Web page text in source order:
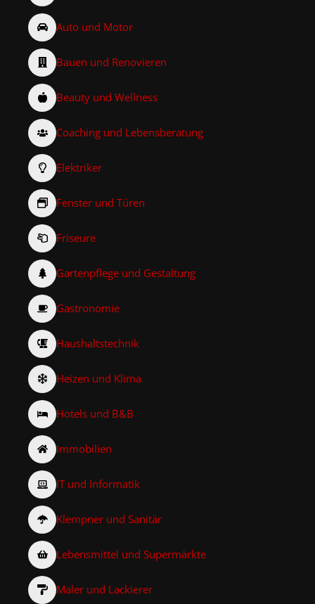
Auto und Motor
Bauen und Renovieren
Beauty und Wellness
Coaching und Lebensberatung
Elektriker
Fenster und Türen
Friseure
Gartenpflege und Gestaltung
Gastronomie
Haushaltstechnik
Heizen und Klima
Hotels und B&B
Immobilien
IT und Informatik
Klempner und Sanitär
Lebensmittel und Supermärkte
Maler und Lackierer